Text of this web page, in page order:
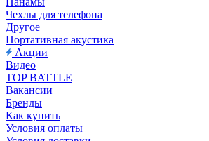
Чехлы для телефона
Другое
Портативная акустика
Акции
Видео
TOP BATTLE
Вакансии
Бренды
Как купить
Условия оплаты